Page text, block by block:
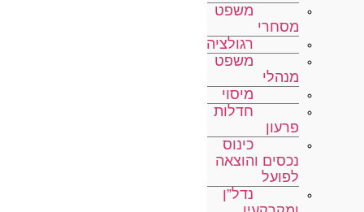
משפט
מסחרי
רגולציה
משפט
מנהלי
מיסוי
חדלות
פרעון
כינוס
נכסים והוצאה
לפועל
נדל”ן